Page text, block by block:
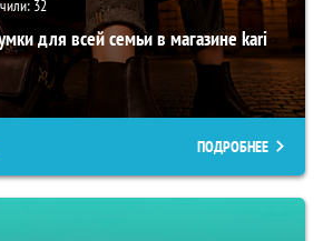
32
для всей семьи в магазине kari
ПОДРОБНЕЕ